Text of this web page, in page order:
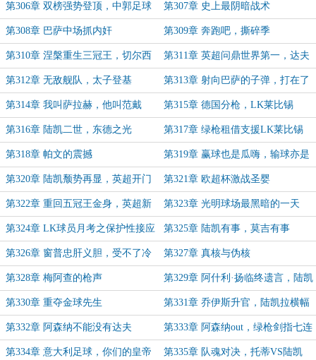
第306章 双榜强势登顶，中郭足球
巅峰
第307章 史上最阴暗战术
第308章 巴萨中场抓内奸 第309章 奔跑吧，撕碎季
第310章 涅槃重生三冠王，切尔西
惨遭夺舍
第311章 英超问鼎世界第一，达夫
争夺战
第312章 无敌舰队，太子登基 第313章 射向巴萨的子弹，打在了
阿森纳的眉心
第314章 我叫萨拉赫，他叫范戴
克，绿枪任意球大赛
第315章 德国分枪，LK莱比锡
第316章 陆凯二世，东德之光 第317章 绿枪租借支援LK莱比锡
第318章 帕文的震撼 第319章 赢球也是瓜嗨，输球亦是
滕圣！
第320章 陆凯颓势再显，英超开门
大吉
第321章 欧超杯激战圣婴
第322章 重回五冠王金身，英超新
三强争霸
第323章 光明球场最黑暗的一天
第324章 LK球员月考之保护性接应 第325章 陆凯有事，莫吉有事
第326章 窗普忠肝义胆，受不了冷
落的兹拉坦
第327章 真核与伪核
第328章 梅阿查的枪声 第329章 阿什利·扬临终遗言，陆凯
又买新球队？
第330章 重夺金球先生 第331章 乔伊斯升官，陆凯拉横幅
第332章 阿森纳不能没有达夫 第333章 阿森纳out，绿枪剑指七连
冠
第334章 意大利足球，你们的皇帝 第335章 队魂对决，托蒂VS陆凯